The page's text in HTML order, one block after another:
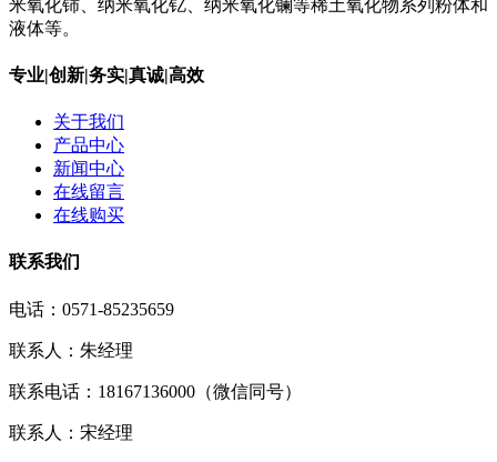
米氧化铈、纳米氧化钇、纳米氧化镧等稀土氧化物系列粉体和
液体等。
专业|创新|务实|真诚|高效
关于我们
产品中心
新闻中心
在线留言
在线购买
联系我们
电话：0571-85235659
联系人：朱经理
联系电话：18167136000（微信同号）
联系人：宋经理